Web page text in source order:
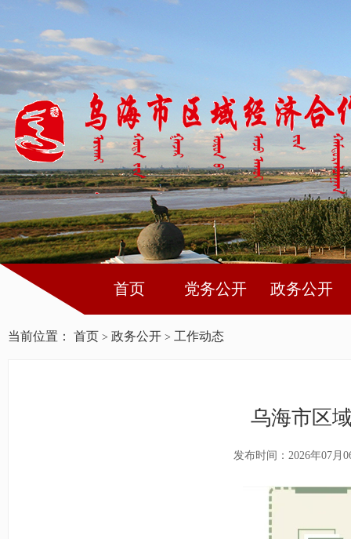
首页 党务公开 政务公开
当前位置： 首页 > 政务公开 > 工作动态
乌海市区
发布时间：2026年07月